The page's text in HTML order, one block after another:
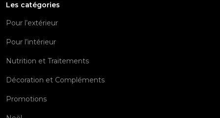
Les catégories
Pour l’extérieur
Pour l’intérieur
Nutrition et Traitements
Décoration et Compléments
Promotions